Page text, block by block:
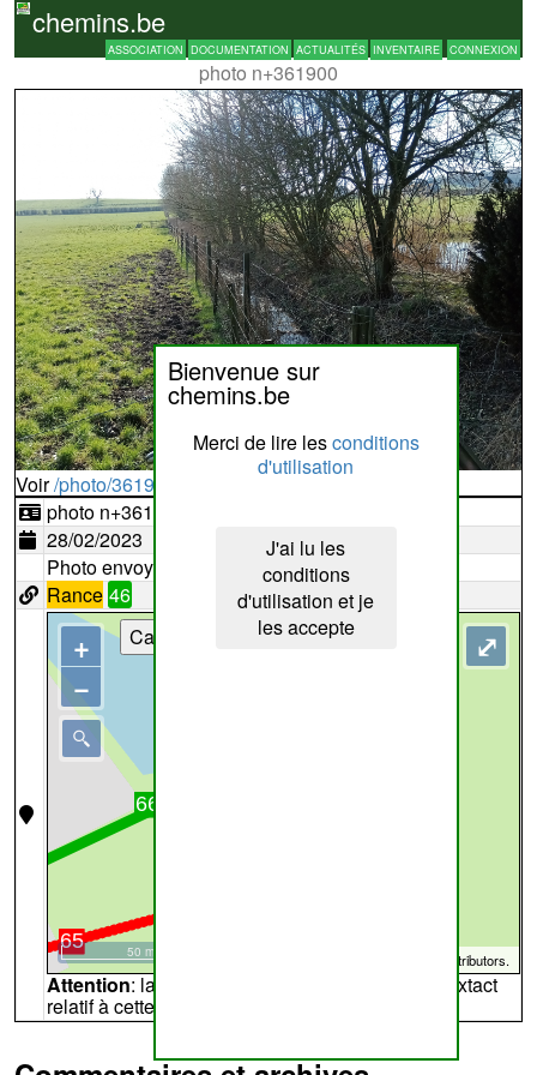
chemins.be
ASSOCIATION DOCUMENTATION ACTUALITÉS INVENTAIRE CONNEXION
photo n+361900
Bienvenue sur
chemins.be
Merci de lire lesconditions
d'utilisation
J'ai lu les
conditions
d'utilisation et je
les accepte
Voir/photo/361900?typ=d
photo n+361900
28/02/2023
Photo envoyée par
MoStitchi
Rance 46
contributors.
50 m
+
−
⤢
Cartes
Attention: la carte peut ne pas refléter l'endroit extact
relatif à cette archive